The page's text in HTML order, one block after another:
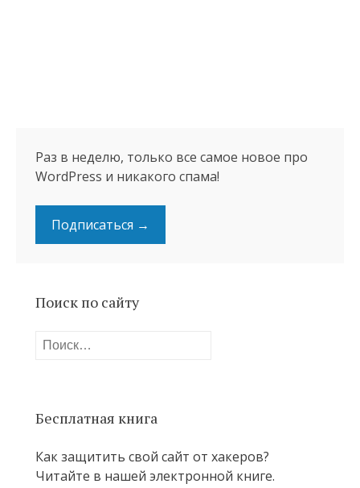
Раз в неделю, только все самое новое про
WordPress и никакого спама!
Подписаться →
Поиск по сайту
Найти:
Бесплатная книга
Как защитить свой сайт от хакеров?
Читайте в нашей электронной книге.